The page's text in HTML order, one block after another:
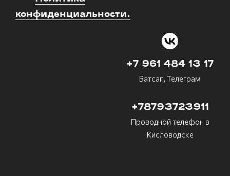
конфиденциальности.
+7 961 484 13 17
Ватсап, Телеграм
+78793723911
Проводной телефон в
Кисловодске